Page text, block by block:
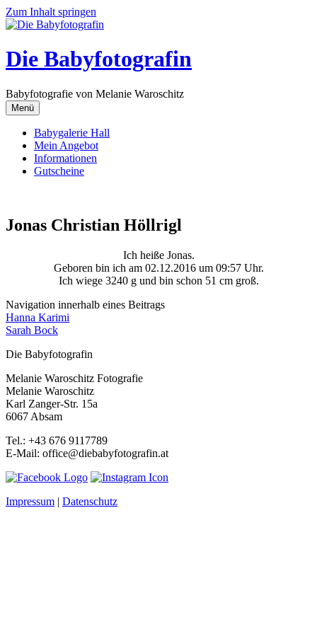
Zum Inhalt springen
Die Babyfotografin
Babyfotografie von Melanie Waroschitz
Menü
Babygalerie Hall
Mein Angebot
Informationen
Gutscheine
Jonas Christian Höllrigl
Ich heiße Jonas.
Geboren bin ich am 02.12.2016 um 09:57 Uhr.
Ich wiege 3240 g und bin schon 51 cm groß.
Navigation innerhalb eines Beitrags
Hanna Karimi
Sarah Bock
Die Babyfotografin
Melanie Waroschitz Fotografie
Melanie Waroschitz
Karl Zanger-Str. 15a
6067 Absam
Tel.: +43 676 9117789
E-Mail: office@diebabyfotografin.at
Impressum | Datenschutz